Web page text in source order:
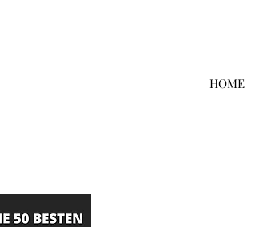
HOME